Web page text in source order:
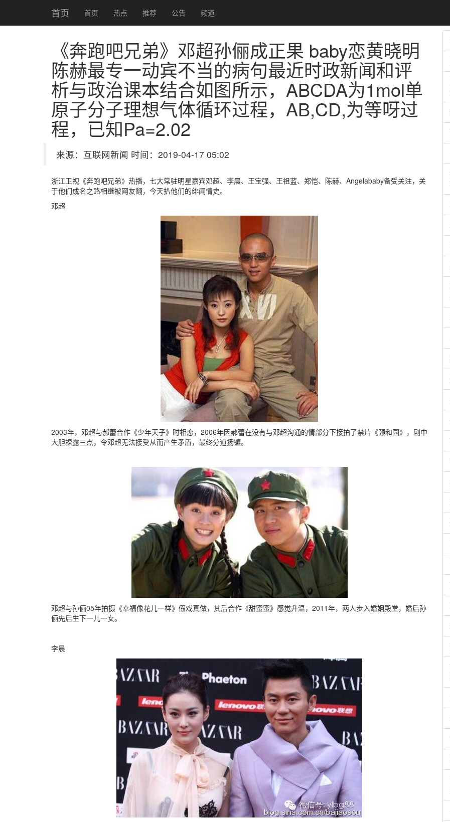
首页 首页 热点 推荐 公告 频道
《奔跑吧兄弟》邓超孙俪成正果 baby恋黄晓明
陈赫最专一动宾不当的病句最近时政新闻和评
析与政治课本结合如图所示，ABCDA为1mol单
原子分子理想气体循环过程，AB,CD,为等呀过
程，已知Pa=2.02
来源：互联网新闻 时间：2019-04-17 05:02
浙江卫视《奔跑吧兄弟》热播，七大常驻明星嘉宾邓超、李晨、王宝强、王祖蓝、郑恺、陈赫、Angelababy备受关注，关
于他们成名之路相继被网友翻，今天扒他们的绯闻情史。
邓超
2003年，邓超与郝蕾合作《少年天子》时相恋，2006年因郝蕾在没有与邓超沟通的情部分下接拍了禁片《颐和园》，剧中
大胆裸露三点，令邓超无法接受从而产生矛盾，最终分道扬镳。
邓超与孙俪05年拍摄《幸福像花儿一样》假戏真做，其后合作《甜蜜蜜》感觉升温，2011年，两人步入婚姻殿堂，婚后孙
俪先后生下一儿一女。
李晨